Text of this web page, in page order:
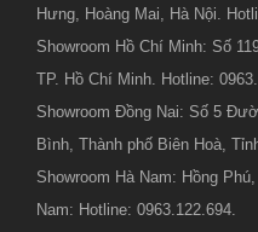
Hưng, Hoàng Mai, Hà Nội.
Showroom Hồ Chí Minh: Số
TP. Hồ Chí Minh. Hotline:
Showroom Đồng Nai: Số 5
Bình, Thành phố Biên Hoà,
Showroom Hà Nam: Hồng
Nam: Hotline: 0963.122.694.